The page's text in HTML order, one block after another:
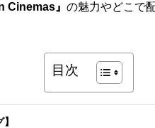
Cinemas』 の魅力やどこで
目次